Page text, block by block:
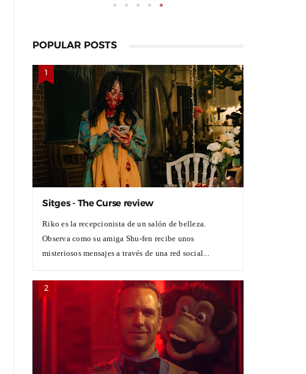
POPULAR POSTS
Sitges - The Curse review
Riko es la recepcionista de un salón de belleza.
Observa como su amiga Shu-fen recibe unos
misteriosos mensajes a través de una red social...